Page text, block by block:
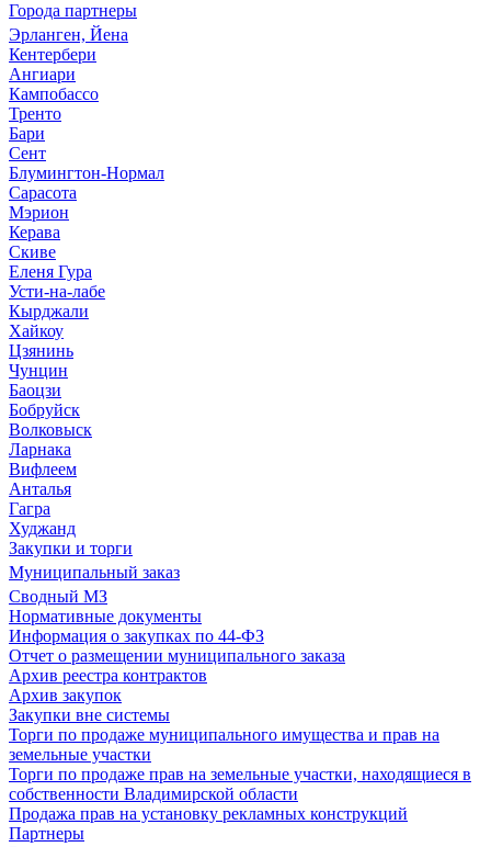
Города партнеры
Эрланген, Йена
Кентербери
Ангиари
Кампобассо
Тренто
Бари
Сент
Блумингтон-Нормал
Сарасота
Мэрион
Керава
Скиве
Еленя Гура
Усти-на-лабе
Кырджали
Хайкоу
Цзянинь
Чунцин
Баоцзи
Бобруйск
Волковыск
Ларнака
Вифлеем
Анталья
Гагра
Худжанд
Закупки и торги
Муниципальный заказ
Сводный МЗ
Нормативные документы
Информация о закупках по 44-ФЗ
Отчет о размещении муниципального заказа
Архив реестра контрактов
Архив закупок
Закупки вне системы
Торги по продаже муниципального имущества и прав на
земельные участки
Торги по продаже прав на земельные участки, находящиеся в
собственности Владимирской области
Продажа прав на установку рекламных конструкций
Партнеры